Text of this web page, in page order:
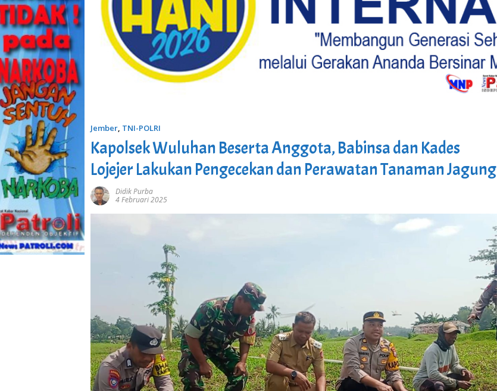
Jember, TNI-POLRI
Kapolsek Wuluhan Beserta Anggota, Babinsa dan Kades
Lojejer Lakukan Pengecekan dan Perawatan Tanaman Jagung
Didik Purba
4 Februari 2025